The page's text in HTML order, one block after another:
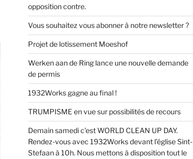
opposition contre.
Vous souhaitez vous abonner à notre newsletter ?
Projet de lotissement Moeshof
Werken aan de Ring lance une nouvelle demande
de permis
1932Works gagne au final !
TRUMPISME en vue sur possibilités de recours
Demain samedi c’est WORLD CLEAN UP DAY.
Rendez-vous avec 1932Works devant l’église Sint-
Stefaan à 10h. Nous mettons à disposition tout le